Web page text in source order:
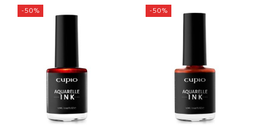
-50% -50%